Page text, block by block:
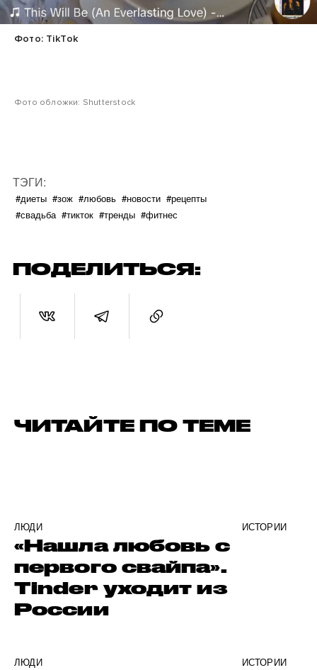
Фото: TikTok
Фото обложки: Shutterstock
ТЭГИ:
#диеты #зож #любовь #новости #рецепты
#свадьба #тикток #тренды #фитнес
ПОДЕЛИТЬСЯ:
ЧИТАЙТЕ ПО ТЕМЕ
ЛЮДИ ИСТОРИИ
«Нашла любовь с
первого свайпа».
Tinder уходит из
России
ЛЮДИ ИСТОРИИ